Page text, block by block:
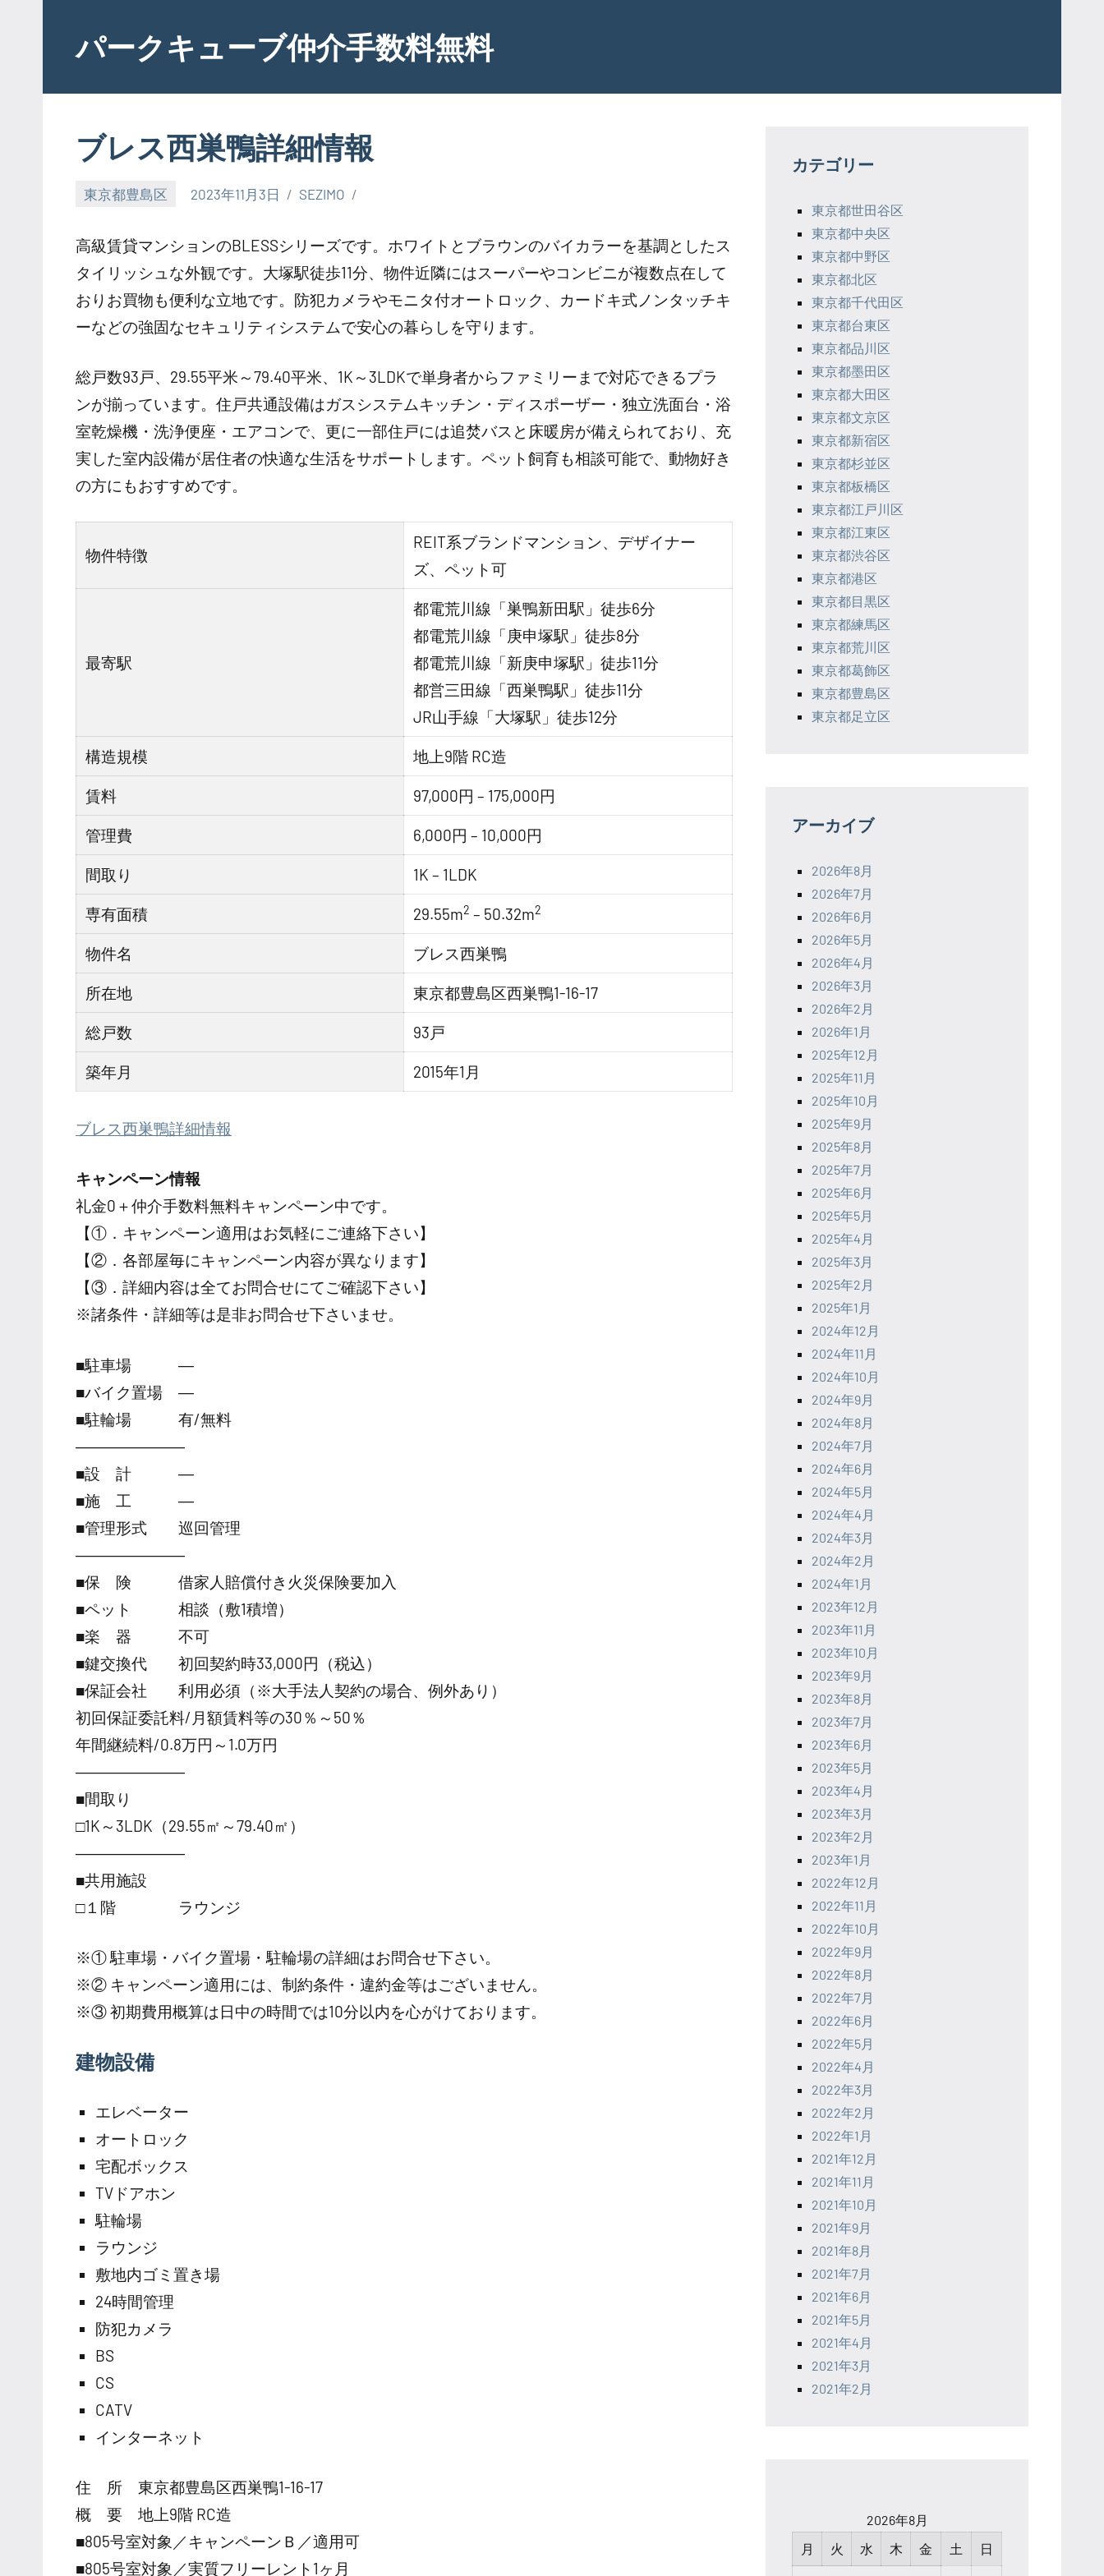
contentパークキューブ仲介手数料無料
ブレス西巣鴨詳細情報
東京都豊島区 2023年11月3日 SEZIMO
高級賃貸マンションのBLESSシリーズです。ホワイトとブラウンのバイカラーを基調としたス
タイリッシュな外観です。大塚駅徒歩11分、物件近隣にはスーパーやコンビニが複数点在して
おりお買物も便利な立地です。防犯カメラやモニタ付オートロック、カードキ式ノンタッチキ
ーなどの強固なセキュリティシステムで安心の暮らしを守ります。
総戸数93戸、29.55平米～79.40平米、1K～3LDKで単身者からファミリーまで対応できるプラ
ンが揃っています。住戸共通設備はガスシステムキッチン・ディスポーザー・独立洗面台・浴
室乾燥機・洗浄便座・エアコンで、更に一部住戸には追焚バスと床暖房が備えられており、充
実した室内設備が居住者の快適な生活をサポートします。ペット飼育も相談可能で、動物好き
の方にもおすすめです。
物件特徴
REIT系ブランドマンション、デザイナー
ズ、ペット可
最寄駅
都電荒川線「巣鴨新田駅」徒歩6分
都電荒川線「庚申塚駅」徒歩8分
都電荒川線「新庚申塚駅」徒歩11分
都営三田線「西巣鴨駅」徒歩11分
JR山手線「大塚駅」徒歩12分
構造規模 地上9階 RC造
賃料 97,000円 – 175,000円
管理費 6,000円 – 10,000円
間取り 1K – 1LDK
専有面積 29.55m2 – 50.32m2
物件名 ブレス西巣鴨
所在地 東京都豊島区西巣鴨1-16-17
総戸数 93戸
築年月 2015年1月
ブレス西巣鴨詳細情報
キャンペーン情報
礼金0 ＋仲介手数料無料キャンペーン中です。
【①．キャンペーン適用はお気軽にご連絡下さい】
【②．各部屋毎にキャンペーン内容が異なります】
【③．詳細内容は全てお問合せにてご確認下さい】
※諸条件・詳細等は是非お問合せ下さいませ。
■駐車場 ―
■バイク置場 ―
■駐輪場 有/無料
―――――――
■設 計 ―
■施 工 ―
■管理形式 巡回管理
―――――――
■保 険 借家人賠償付き火災保険要加入
■ペット 相談（敷1積増）
■楽 器 不可
■鍵交換代 初回契約時33,000円（税込）
■保証会社 利用必須（※大手法人契約の場合、例外あり）
初回保証委託料/月額賃料等の30％～50％
年間継続料/0.8万円～1.0万円
―――――――
■間取り
□1K～3LDK（29.55㎡～79.40㎡）
―――――――
■共用施設
□１階 ラウンジ
※① 駐車場・バイク置場・駐輪場の詳細はお問合せ下さい。
※② キャンペーン適用には、制約条件・違約金等はございません。
※③ 初期費用概算は日中の時間では10分以内を心がけております。
建物設備
エレベーター
オートロック
宅配ボックス
TVドアホン
駐輪場
ラウンジ
敷地内ゴミ置き場
24時間管理
防犯カメラ
BS
CS
CATV
インターネット
住 所 東京都豊島区西巣鴨1-16-17
概 要 地上9階 RC造
■805号室対象／キャンペーンＢ／適用可
■805号室対象／実質フリーレント1ヶ月
カテゴリー
東京都世田谷区
東京都中央区
東京都中野区
東京都北区
東京都千代田区
東京都台東区
東京都品川区
東京都墨田区
東京都大田区
東京都文京区
東京都新宿区
東京都杉並区
東京都板橋区
東京都江戸川区
東京都江東区
東京都渋谷区
東京都港区
東京都目黒区
東京都練馬区
東京都荒川区
東京都葛飾区
東京都豊島区
東京都足立区
アーカイブ
2026年8月
2026年7月
2026年6月
2026年5月
2026年4月
2026年3月
2026年2月
2026年1月
2025年12月
2025年11月
2025年10月
2025年9月
2025年8月
2025年7月
2025年6月
2025年5月
2025年4月
2025年3月
2025年2月
2025年1月
2024年12月
2024年11月
2024年10月
2024年9月
2024年8月
2024年7月
2024年6月
2024年5月
2024年4月
2024年3月
2024年2月
2024年1月
2023年12月
2023年11月
2023年10月
2023年9月
2023年8月
2023年7月
2023年6月
2023年5月
2023年4月
2023年3月
2023年2月
2023年1月
2022年12月
2022年11月
2022年10月
2022年9月
2022年8月
2022年7月
2022年6月
2022年5月
2022年4月
2022年3月
2022年2月
2022年1月
2021年12月
2021年11月
2021年10月
2021年9月
2021年8月
2021年7月
2021年6月
2021年5月
2021年4月
2021年3月
2021年2月
2026年8月
月
火 水 木 金 土 日